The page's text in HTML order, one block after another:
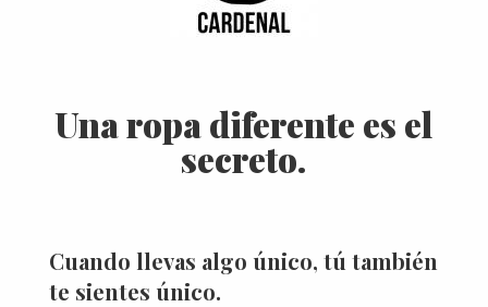
Una ropa diferente es el
secreto.
Cuando llevas algo único, tú también
te sientes único.